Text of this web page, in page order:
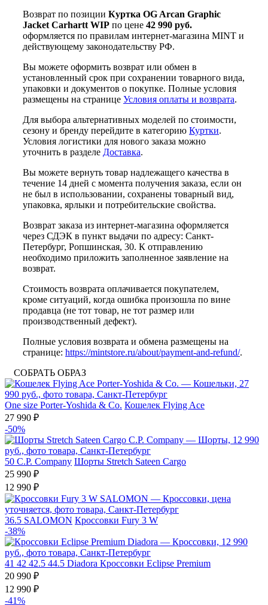
Возврат по позиции Куртка OG Arcan Graphic
Jacket Carhartt WIP по цене 42 990 руб.
оформляется по правилам интернет-магазина MINT и
действующему законодательству РФ.
Вы можете оформить возврат или обмен в
установленный срок при сохранении товарного вида,
упаковки и документов о покупке. Полные условия
размещены на странице Условия оплаты и возврата.
Для выбора альтернативных моделей по стоимости,
сезону и бренду перейдите в категорию Куртки.
Условия логистики для нового заказа можно
уточнить в разделе Доставка.
Вы можете вернуть товар надлежащего качества в
течение 14 дней с момента получения заказа, если он
не был в использовании, сохранены товарный вид,
упаковка, ярлыки и потребительские свойства.
Возврат заказа из интернет-магазина оформляется
через СДЭК в пункт выдачи по адресу: Санкт-
Петербург, Ропшинская, 30. К отправлению
необходимо приложить заполненное заявление на
возврат.
Стоимость возврата оплачивается покупателем,
кроме ситуаций, когда ошибка произошла по вине
продавца (не тот товар, не тот размер или
производственный дефект).
Полные условия возврата и обмена размещены на
странице: https://mintstore.ru/about/payment-and-refund/.
СОБРАТЬ ОБРАЗ
One size Porter-Yoshida & Co. Кошелек Flying Ace
27 990 ₽
-50%
50 C.P. Company Шорты Stretch Sateen Cargo
25 990 ₽
12 990 ₽
36.5 SALOMON Кроссовки Fury 3 W
-38%
41 42 42.5 44.5 Diadora Кроссовки Eclipse Premium
20 990 ₽
12 990 ₽
-41%